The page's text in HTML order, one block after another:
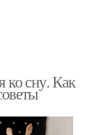
ко сну. Как